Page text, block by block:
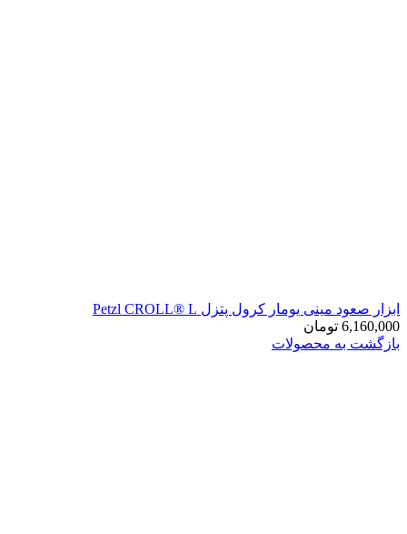
ابزار صعود مینی یومار کرول پتزل Petzl CROLL® L
6,160,000 تومان
بازگشت به محصولات